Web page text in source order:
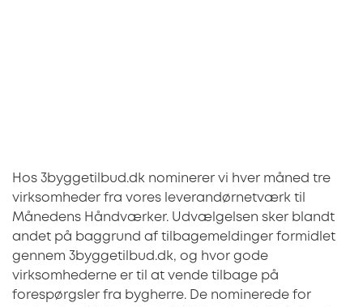
Hos 3byggetilbud.dk nominerer vi hver måned tre
virksomheder fra vores leverandørnetværk til
Månedens Håndværker. Udvælgelsen sker blandt
andet på baggrund af tilbagemeldinger formidlet
gennem 3byggetilbud.dk, og hvor gode
virksomhederne er til at vende tilbage på
forespørgsler fra bygherre. De nominerede for